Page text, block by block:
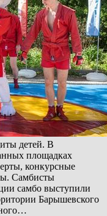
детей. В
площадках
конкурсные
Самбисты
самбо выступили
Барышевского